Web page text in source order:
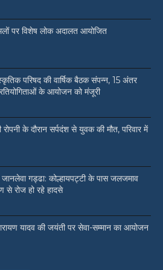
पर विशेष लोक अदालत आयोजित
परिषद की वार्षिक बैठक संपन्न, 15 अंतर
के आयोजन को मंजूरी
के दौरान सर्पदंश से युवक की मौत, परिवार में
गड्ढा: कोल्हायपट्टी के पास जलजमाव
रोज हो रहे हादसे
यादव की जयंती पर सेवा-सम्मान का आयोजन